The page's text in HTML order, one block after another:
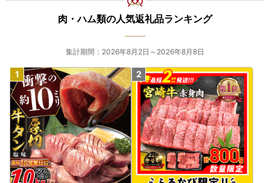
magata@furusato-lg.jp】より配信します。
受信設定、または拒否設定解除をお願いいたします。
※自動メールの為、お礼の品の到着と行き違いとなった場合
は何卒ご容赦ください。
※送信専用アドレスの為、上記メールアドレスへお問い合わ
せいただいてもご返答できかねます。
～お礼の品の選択方法・手配について～
●お礼の品の配送日の指定は承っておりません。
●配送先の住所の変更、長期間不在等によりお受取りできな
肉・ハム類の人気返礼品ランキング
集計期間：2026年8月2日～2026年8月8日